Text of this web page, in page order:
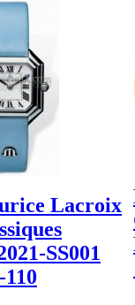
Lacroix
SS001